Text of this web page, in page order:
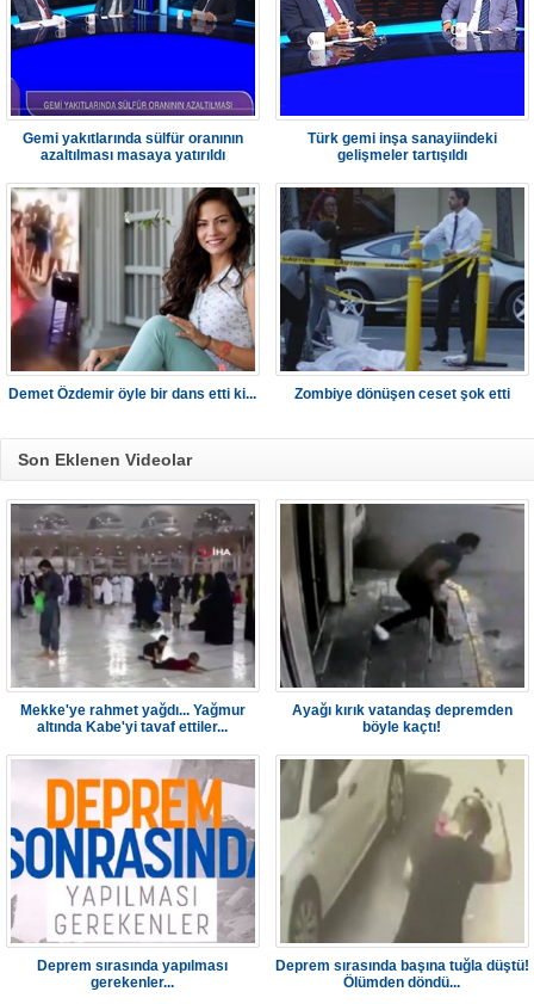
Gemi yakıtlarında sülfür oranının
azaltılması masaya yatırıldı
Türk gemi inşa sanayiindeki
gelişmeler tartışıldı
Demet Özdemir öyle bir dans etti ki... Zombiye dönüşen ceset şok etti
Son Eklenen Videolar
Mekke'ye rahmet yağdı... Yağmur
altında Kabe'yi tavaf ettiler...
Ayağı kırık vatandaş depremden
böyle kaçtı!
Deprem sırasında yapılması
gerekenler...
Deprem sırasında başına tuğla düştü!
Ölümden döndü...